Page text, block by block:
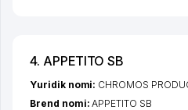
4. APPETITO SB
Yuridik nomi: CHROMOS
Brend nomi:APPETITO SB